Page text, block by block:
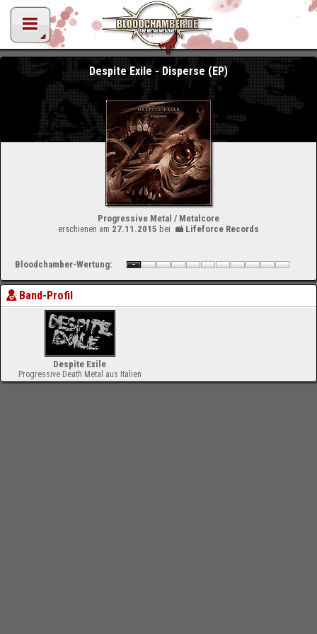
Despite Exile - Disperse (EP)
Progressive Metal / Metalcore
erschienen am 27.11.2015 bei Lifeforce Records
Bloodchamber-Wertung:
Band-Profil
Despite Exile
Progressive Death Metal aus Italien